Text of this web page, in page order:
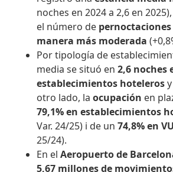
noches en 2024 a 2,6 en
el número de
manera más moderada
Por tipología de
media se situó en2,6 noches
establecimientos hoteleros
otro lado, laocupación en
79,1% en establecimientos
Var. 24/25) i de un74,8% en
25/24).
En elAeropuerto de
5,67 millones de